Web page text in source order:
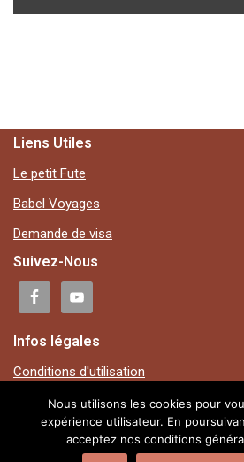
Liens Utiles
Le petit Fute
Babel Voyages
Demande de visa
Suivez-Nous
Infos légales
Conditions d'utilisation
Mentions légales
Plan du site
Nous utilisons les cookies pour
expérience utilisateur. En
acceptez nos conditions